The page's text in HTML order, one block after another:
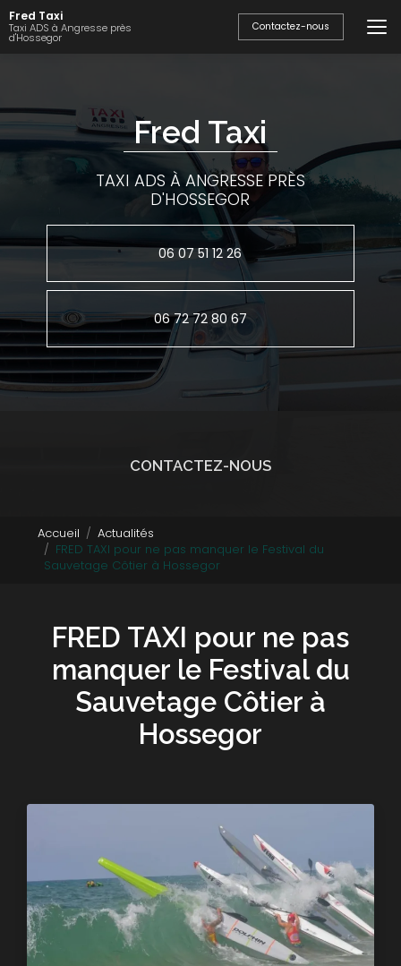
Aller
au
contenu
Fred Taxi
Taxi ADS à Angresse près
d'Hossegor
Contactez-nous
Fred Taxi
TAXI ADS À ANGRESSE PRÈS
D'HOSSEGOR
06 07 51 12 26
06 72 72 80 67
CONTACTEZ-NOUS
Accueil
Actualités
FRED TAXI pour ne pas manquer le Festival du
Sauvetage Côtier à Hossegor
FRED TAXI pour ne pas
manquer le Festival du
Sauvetage Côtier à
Hossegor